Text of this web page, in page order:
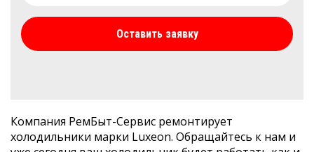
Оставить заявку
Компания РемБыт-Сервис ремонтирует
холодильники марки Luxeon. Обращайтесь к нам и